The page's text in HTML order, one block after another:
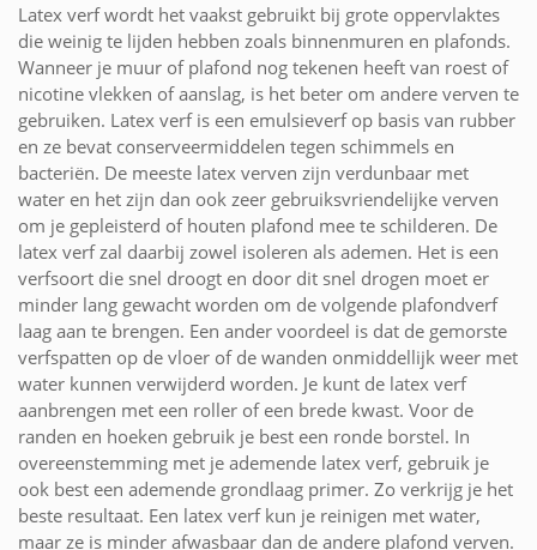
Latex verf wordt het vaakst gebruikt bij grote oppervlaktes
die weinig te lijden hebben zoals binnenmuren en plafonds.
Wanneer je muur of plafond nog tekenen heeft van roest of
nicotine vlekken of aanslag, is het beter om andere verven te
gebruiken. Latex verf is een emulsieverf op basis van rubber
en ze bevat conserveermiddelen tegen schimmels en
bacteriën. De meeste latex verven zijn verdunbaar met
water en het zijn dan ook zeer gebruiksvriendelijke verven
om je gepleisterd of houten plafond mee te schilderen. De
latex verf zal daarbij zowel isoleren als ademen. Het is een
verfsoort die snel droogt en door dit snel drogen moet er
minder lang gewacht worden om de volgende plafondverf
laag aan te brengen. Een ander voordeel is dat de gemorste
verfspatten op de vloer of de wanden onmiddellijk weer met
water kunnen verwijderd worden. Je kunt de latex verf
aanbrengen met een roller of een brede kwast. Voor de
randen en hoeken gebruik je best een ronde borstel. In
overeenstemming met je ademende latex verf, gebruik je
ook best een ademende grondlaag primer. Zo verkrijg je het
beste resultaat. Een latex verf kun je reinigen met water,
maar ze is minder afwasbaar dan de andere plafond verven.